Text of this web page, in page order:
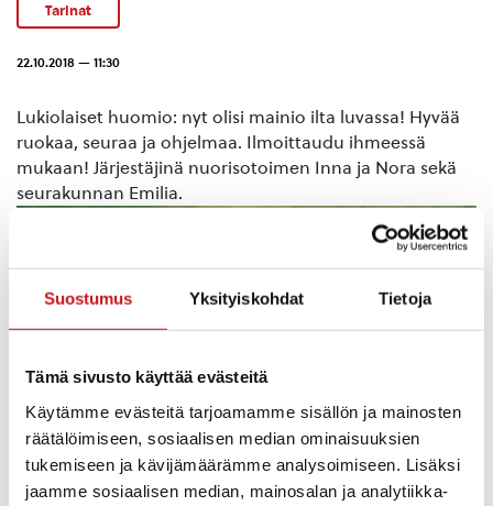
Suostumus Yksityiskohdat Tietoja
Tämä sivusto käyttää evästeitä
Käytämme evästeitä tarjoamamme sisällön ja mainosten
räätälöimiseen, sosiaalisen median ominaisuuksien
tukemiseen ja kävijämäärämme analysoimiseen. Lisäksi
jaamme sosiaalisen median, mainosalan ja analytiikka-
Tarinat
22.10.2018 — 11:30
Lukiolaiset huomio: nyt olisi mainio ilta luvassa! Hyvää
ruokaa, seuraa ja ohjelmaa. Ilmoittaudu ihmeessä
mukaan! Järjestäjinä nuorisotoimen Inna ja Nora sekä
seurakunnan Emilia.